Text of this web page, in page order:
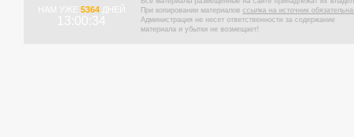
НАМ УЖЕ 5364ДНЕЙ
13:00:34
При копировании материалов ссылка на источник
Администрация не несет ответственности за содержание
материала и убытки не возмещает!